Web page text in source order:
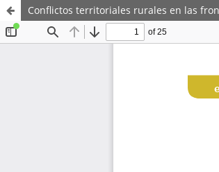
Conflictos territoriales rurales en las